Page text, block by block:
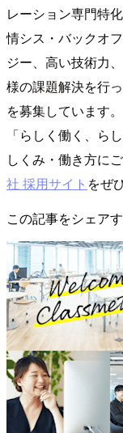
レーション専門特
情シス・バックオ
ジー、高い技術力
様の課題解決を行
を募集しています
「らしく働く、ら
しくみ・働き方に
社 採用サイト をぜ
この記事をシェア